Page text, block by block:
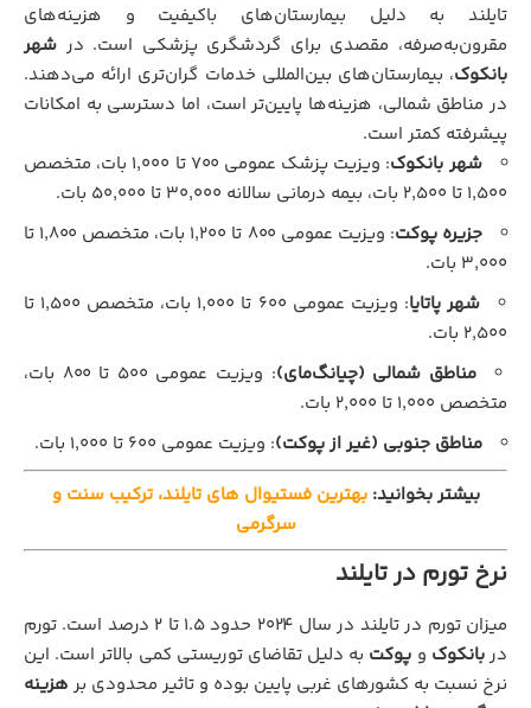
تایلند به دلیل بیمارستان‌های باکیفیت و هزینه‌های
مقرون‌به‌صرفه، مقصدی برای گردشگری پزشکی است. در شهر
بانکوک، بیمارستان‌های بین‌المللی خدمات گران‌تری ارائه می‌دهند.
در مناطق شمالی، هزینه‌ها پایین‌تر است، اما دسترسی به امکانات
پیشرفته کمتر است.
شهر بانکوک
: ویزیت پزشک عمومی ۷۰۰ تا ۱,۰۰۰ بات، متخصص
۱,۵۰۰ تا ۲,۵۰۰ بات، بیمه درمانی سالانه ۳۰,۰۰۰ تا ۵۰,۰۰۰ بات.
جزیره پوکت
: ویزیت عمومی ۸۰۰ تا ۱,۲۰۰ بات، متخصص ۱,۸۰۰ تا
۳,۰۰۰ بات.
شهر پاتایا
: ویزیت عمومی ۶۰۰ تا ۱,۰۰۰ بات، متخصص ۱,۵۰۰ تا
۲,۵۰۰ بات.
مناطق شمالی (چیانگ‌مای)
: ویزیت عمومی ۵۰۰ تا ۸۰۰ بات،
متخصص ۱,۰۰۰ تا ۲,۰۰۰ بات.
مناطق جنوبی (غیر از پوکت): ویزیت عمومی ۶۰۰ تا ۱,۰۰۰ بات.
بیشتر بخوانید:بهترین فستیوال های تایلند، ترکیب سنت و
سرگرمی
نرخ تورم در تایلند
میزان تورم در تایلند در سال ۲۰۲۴ حدود ۱.۵ تا ۲ درصد است. تورم
در بانکوک و پوکت به دلیل تقاضای توریستی کمی بالاتر است. این
نرخ نسبت به کشورهای غربی پایین بوده و تاثیر محدودی بر هزینه